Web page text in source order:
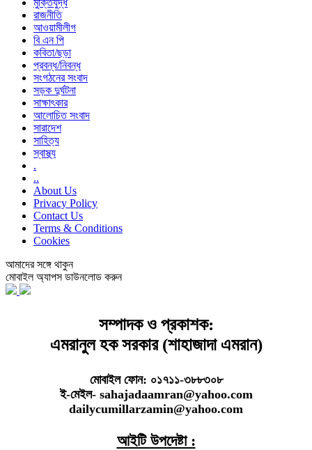
মুক্তিযুদ্ধ
রাজনীতি
আওয়ামীলীগ
বি এন পি
কবিতা/ছড়া
প্রবন্ধ/নিবন্ধ
সংগঠনের সংবাদ
সড়ক দুর্ঘটনা
সাক্ষাৎকার
আলোচিত সংবাদ
সারাদেশ
সাহিত্য
স্বাস্থ্য
.
..
About Us
Privacy Policy
Contact Us
Terms & Conditions
Cookies
আমাদের সঙ্গে থাকুন
মোবাইল অ্যাপস ডাউনলোড করুন
সম্পাদক ও প্রকাশক:
এমরানুল হক সরকার (শাহাজাদা এমরান)
মোবাইল ফোন: ০১৭১১-৩৮৮৩০৮
ই-মেইল- sahajadaamran@yahoo.com
dailycumillarzamin@yahoo.com
আইটি উপদেষ্টা :